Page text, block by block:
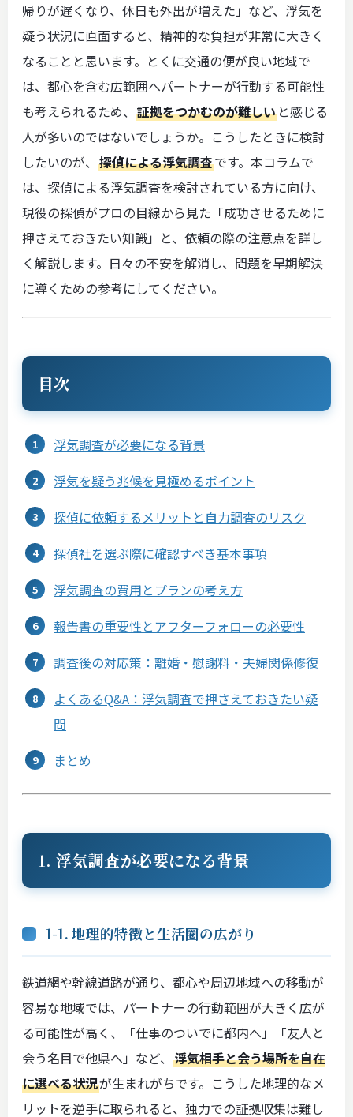
帰りが遅くなり、休日も外出が増えた」など、浮気を
疑う状況に直面すると、精神的な負担が非常に大きく
なることと思います。とくに交通の便が良い地域で
は、都心を含む広範囲へパートナーが行動する可能性
も考えられるため、 証拠をつかむのが難しい と感じる
人が多いのではないでしょうか。こうしたときに検討
したいのが、 探偵による浮気調査です。本コラムで
は、探偵による浮気調査を検討されている方に向け、
現役の探偵がプロの目線から見た「成功させるために
押さえておきたい知識」と、依頼の際の注意点を詳し
く解説します。日々の不安を解消し、問題を早期解決
に導くための参考にしてください。
目次
浮気調査が必要になる背景
浮気を疑う兆候を見極めるポイント
探偵に依頼するメリットと自力調査のリスク
探偵社を選ぶ際に確認すべき基本事項
浮気調査の費用とプランの考え方
報告書の重要性とアフターフォローの必要性
調査後の対応策：離婚・慰謝料・夫婦関係修復
よくあるQ&A：浮気調査で押さえておきたい疑
問
まとめ
1. 浮気調査が必要になる背景
1-1. 地理的特徴と生活圏の広がり
鉄道網や幹線道路が通り、都心や周辺地域への移動が
容易な地域では、パートナーの行動範囲が大きく広が
る可能性が高く、「仕事のついでに都内へ」「友人と
会う名目で他県へ」など、 浮気相手と会う場所を自在
に選べる状況が生まれがちです。こうした地理的なメ
リットを逆手に取られると、独力での証拠収集は難し